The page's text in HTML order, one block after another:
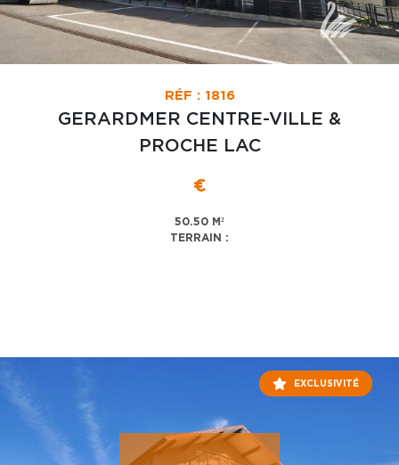
RÉF : 1816
GERARDMER CENTRE-VILLE &
PROCHE LAC
€
50.50 M²
TERRAIN :
EXCLUSIVITÉ